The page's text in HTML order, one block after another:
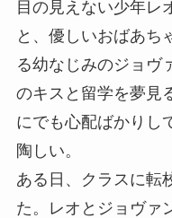
目の見えない少年レ
と、優しいおばあち
る幼なじみのジョヴ
のキスと留学を夢見
にでも心配ばかりし
陶しい。
ある日、クラスに転
た。レオとジョヴァ